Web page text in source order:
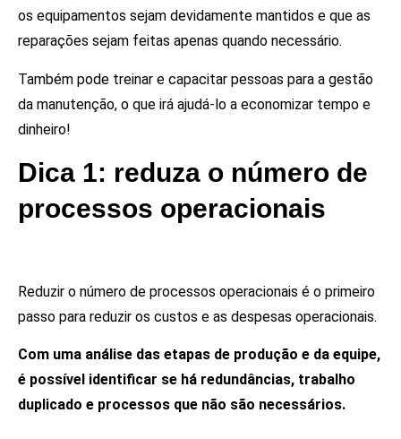
os equipamentos sejam devidamente mantidos e que as
reparações sejam feitas apenas quando necessário.
Também pode treinar e capacitar pessoas para a gestão
da manutenção, o que irá ajudá-lo a economizar tempo e
dinheiro!
Dica 1: reduza o número de
processos operacionais
Reduzir o número de processos operacionais é o primeiro
passo para reduzir os custos e as despesas operacionais.
Com uma análise das etapas de produção e da equipe,
é possível identificar se há redundâncias, trabalho
duplicado e processos que não são necessários.